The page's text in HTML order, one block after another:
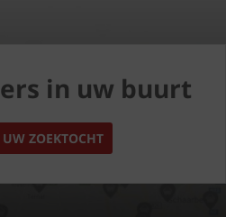
in uw buurt
UW ZOEKTOCHT